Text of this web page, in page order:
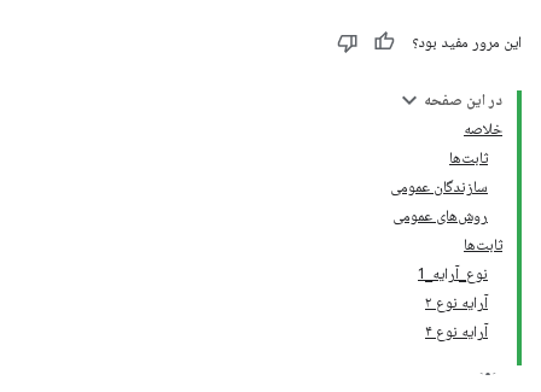
این مرور مفید بود؟
در این صفحه
خلاصه
ثابت‌ها
سازندگان عمومی
روش‌های عمومی
ثابت‌ها
نوع_آرایه_1
آرایه نوع ۲
آرایه نوع ۴